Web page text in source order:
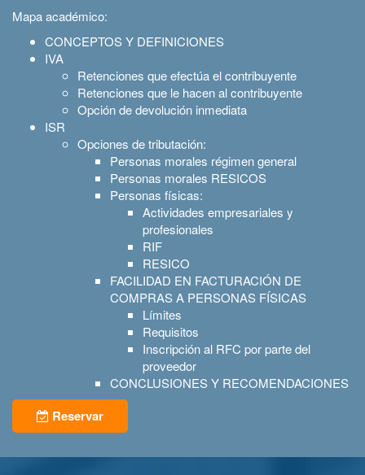
Mapa académico:
CONCEPTOS Y DEFINICIONES
IVA
Retenciones que efectúa el contribuyente
Retenciones que le hacen al contribuyente
Opción de devolución inmediata
ISR
Opciones de tributación:
Personas morales régimen general
Personas morales RESICOS
Personas físicas:
Actividades empresariales y
profesionales
RIF
RESICO
FACILIDAD EN FACTURACIÓN DE
COMPRAS A PERSONAS FÍSICAS
Límites
Requisitos
Inscripción al RFC por parte del
proveedor
CONCLUSIONES Y RECOMENDACIONES
Reservar